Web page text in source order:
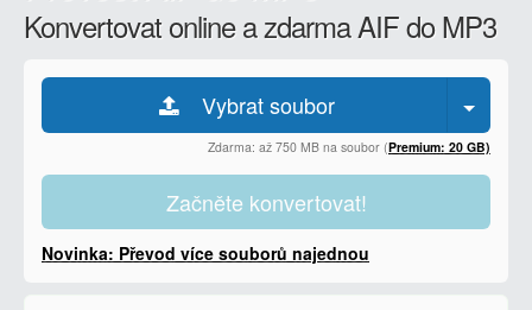
Konvertovat online a zdarma AIF do MP3
Vybrat soubor
Zdarma: až 750 MB na soubor (Premium: 20 GB)
Začněte konvertovat!
Novinka: Převod více souborů najednou